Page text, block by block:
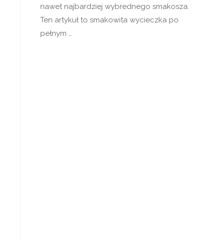
nawet najbardziej wybrednego smakosza.
Ten artykuł to smakowita wycieczka po
pełnym …